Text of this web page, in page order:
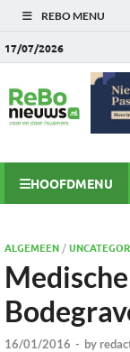
REBO MENU
17/07/2026
HOOFDMENU
ALGEMEEN/
16/01/2016 - by